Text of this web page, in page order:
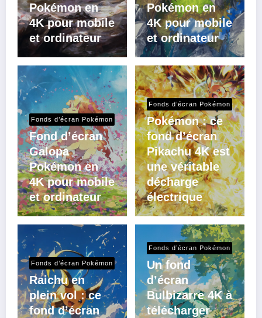
Pokémon en
4K pour mobile
et ordinateur
Pokémon en
4K pour mobile
et ordinateur
Fonds d’écran Pokémon
Fond d’écran
Galopa
Pokémon en
4K pour mobile
et ordinateur
Fonds d’écran Pokémon
Pokémon : ce
fond d’écran
Pikachu 4K est
une véritable
décharge
électrique
Fonds d’écran Pokémon
Raichu en
plein vol : ce
fond d’écran
Fonds d’écran Pokémon
Un fond
d’écran
Bulbizarre 4K à
télécharger